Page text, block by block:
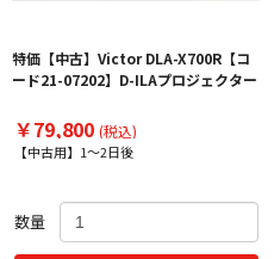
特価【中古】Victor DLA-X700R【コ
ード21-07202】D-ILAプロジェクター
￥79,800 (税込)
【中古用】1～2日後
数量